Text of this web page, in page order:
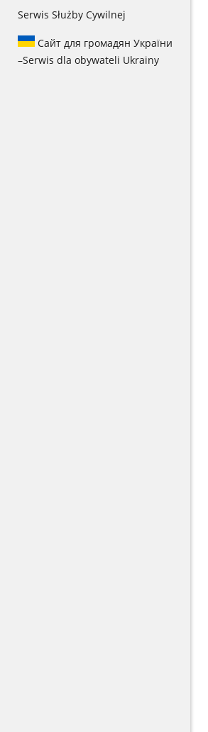
Serwis Służby Cywilnej
Сайт для громадян України
–Serwis dla obywateli Ukrainy